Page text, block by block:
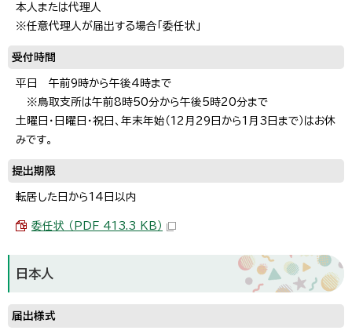
本人または代理人
※任意代理人が届出する場合「委任状」
受付時間
平日 午前9時から午後4時まで
※鳥取支所は午前8時50分から午後5時20分まで
土曜日・日曜日・祝日、年末年始（12月29日から1月3日まで）はお休
みです。
提出期限
転居した日から14日以内
委任状 （PDF 413.3 KB）
日本人
届出様式